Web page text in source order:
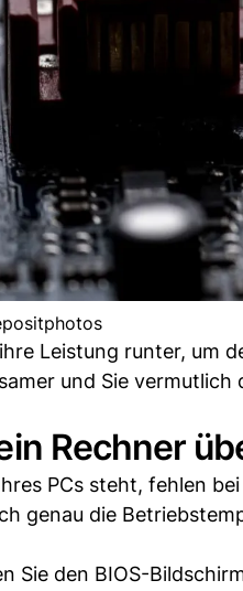
Leistung runter, um
und Sie vermutlich
Rechner
PCs steht, fehlen
genau die
Sie den BIOS-